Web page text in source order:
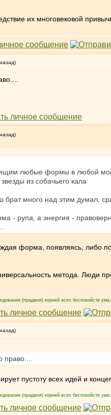
их многовековой
любые формы в любой
из собачьего кала
брат много над этим думал,
- рупа, а энергия -
форма, появляясь, либо
метода. Люди
(праджня) корней всех беспокойств ума.
пустоту всех идей и
(праджня) корней всех беспокойств ума.